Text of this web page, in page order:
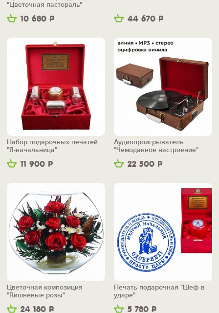
10 680 Р
"Цветочная пастораль"
44 670 Р
11 900 Р
Набор подарочных печатей
"Я-начальница"
22 500 Р
Аудиопроигрыватель
"Чемоданное настроение"
24 180 Р
Цветочная композиция
"Вишневые розы"
5 780 Р
Печать подарочная "Шеф в
ударе"